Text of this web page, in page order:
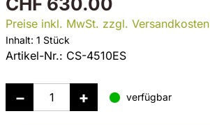
Preise inkl. MwSt. zzgl. Versandkosten
Inhalt: 1 Stück
Artikel-Nr.: CS-4510ES
verfügbar